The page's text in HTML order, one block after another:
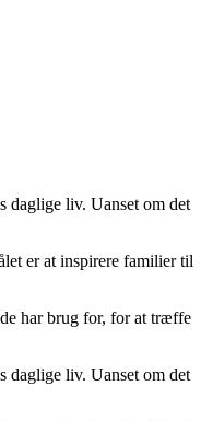
daglige liv. Uanset om det
er at inspirere familier til
har brug for, for at træffe
daglige liv. Uanset om det